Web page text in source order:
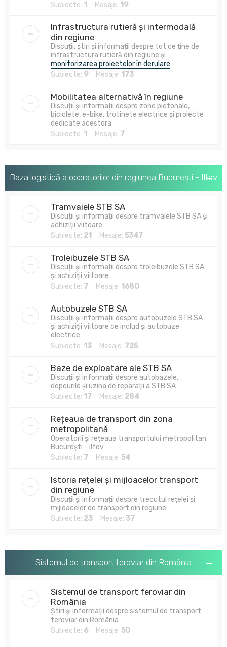
Subiecte: 1 Mesaje: 19
Infrastructura rutieră și intermodală
din regiune
Discuții, știri și informații despre tot ce ține de
infrastructura rutieră din regiune și
monitorizarea proiectelor în derulare
Subiecte: 9 Mesaje: 173
Mobilitatea alternativă în regiune
Discuții și informații despre zone pietonale,
biciclete, e-bike, trotinete electrice și proiecte
dedicate acestora
Subiecte: 1 Mesaje: 7
Baza logistică a operatorilor din regiunea București - Ilfov
Tramvaiele STB SA
Discuții și informații despre tramvaiele STB SA și
achiziții viitoare
Subiecte: 21 Mesaje: 5347
Troleibuzele STB SA
Discuții și informații despre troleibuzele STB SA
și achiziții viitoare
Subiecte: 7 Mesaje: 1680
Autobuzele STB SA
Discuții și informații despre autobuzele STB SA
și achiziții viitoare ce includ și autobuze
electrice
Subiecte: 13 Mesaje: 725
Baze de exploatare ale STB SA
Discuții și informații despre autobazele,
depourile și uzina de reparații a STB SA
Subiecte: 17 Mesaje: 284
Rețeaua de transport din zona
metropolitană
Operatorii și rețeaua transportului metropolitan
București - Ilfov
Subiecte: 7 Mesaje: 54
Istoria rețelei și mijloacelor transport
din regiune
Discuții și informații despre trecutul rețelei și
mijloacelor de transport din regiune
Subiecte: 23 Mesaje: 37
Sistemul de transport feroviar din România
Sistemul de transport feroviar din
România
Știri și informații despre sistemul de transport
feroviar din România
Subiecte: 6 Mesaje: 50